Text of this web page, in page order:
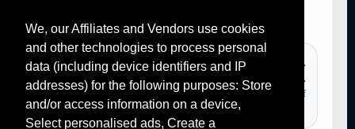
We, our Affiliates and Vendors use cookies
and other technologies to process personal
data (including device identifiers and IP
addresses) for the following purposes: Store
and/or access information on a device,
Select personalised ads, Create a
TAGS :convertisseur pdf, online converter, converter pdf,
convertir youtube mp3, file converter, pdf to word converter, pdf
converter,...